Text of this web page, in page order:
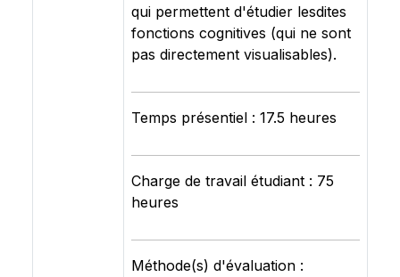
qui permettent d'étudier lesdites
fonctions cognitives (qui ne sont
pas directement visualisables).
Temps présentiel : 17.5 heures
Charge de travail étudiant : 75
heures
Méthode(s) d'évaluation :